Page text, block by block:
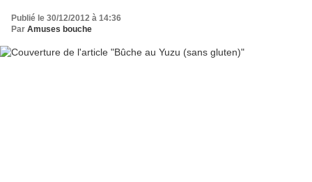
Publié le 30/12/2012 à 14:36
Par Amuses bouche